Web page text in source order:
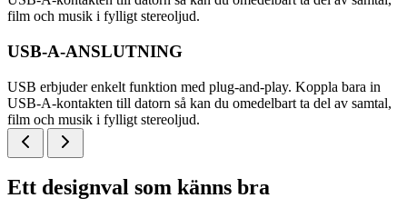
film och musik i fylligt stereoljud.
USB-A-ANSLUTNING
USB erbjuder enkelt funktion med plug-and-play. Koppla bara in
USB-A-kontakten till datorn så kan du omedelbart ta del av samtal,
film och musik i fylligt stereoljud.
Ett designval som känns bra